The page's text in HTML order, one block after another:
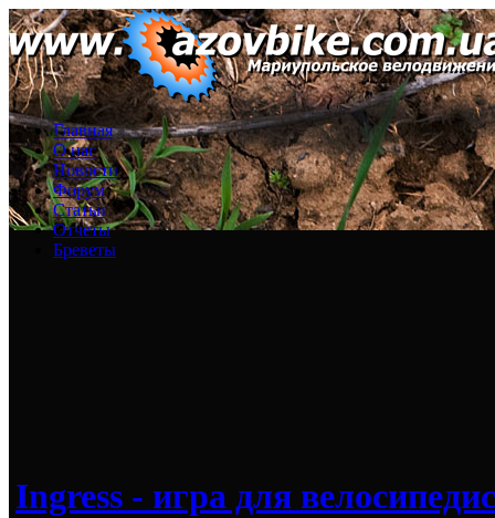
Главная
О нас
Новости
Форум
Статьи
Отчеты
Бреветы
Ingress - игра для